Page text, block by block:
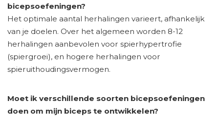
bicepsoefeningen?
Het optimale aantal herhalingen varieert, afhankelijk
van je doelen. Over het algemeen worden 8-12
herhalingen aanbevolen voor spierhypertrofie
(spiergroei), en hogere herhalingen voor
spieruithoudingsvermogen.
Moet ik verschillende soorten bicepsoefeningen
doen om mijn biceps te ontwikkelen?